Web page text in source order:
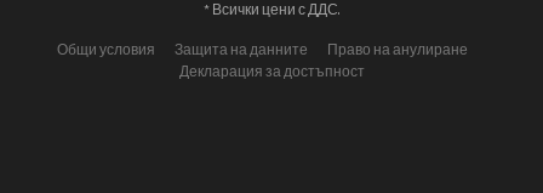
Общи условия Защита на данните
Право на анулиране
Декларация за достъпност
* Всички цени с ДДС.